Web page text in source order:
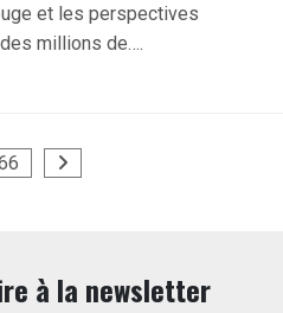
et les perspectives
millions de….
à la newsletter